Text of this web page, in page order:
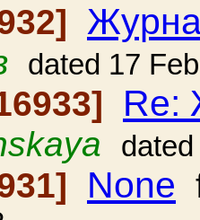
dated 17
Re:
None